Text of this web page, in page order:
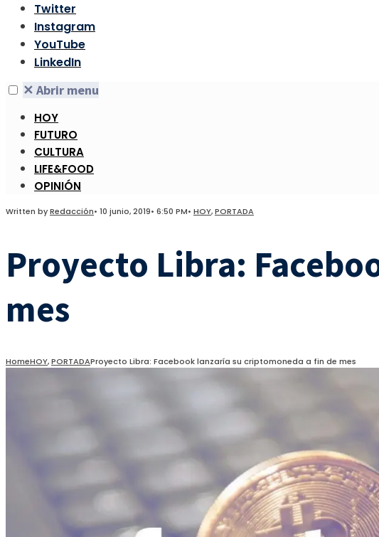
Twitter
Instagram
YouTube
LinkedIn
✕ Abrir menu
HOY
FUTURO
CULTURA
LIFE&FOOD
OPINIÓN
Written byRedacción• 10 junio, 2019• 6:50 PM• HOY,PORTADA
Proyecto Libra:
mes
HomeHOY,PORTADAProyecto Libra: Facebook lanzaría su criptomoneda a fin de mes